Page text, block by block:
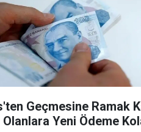
Geçmesine Ramak
Yeni Ödeme